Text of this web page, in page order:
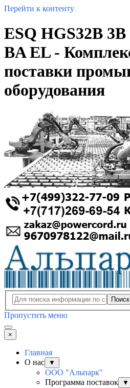
Перейти к контенту
ESQ HGS32B
BA EL -
поставки
оборудования
Поиск
Пропустить меню
×
Главная
О нас
▼
ООО "Альпарк"
Программа поставок
▼